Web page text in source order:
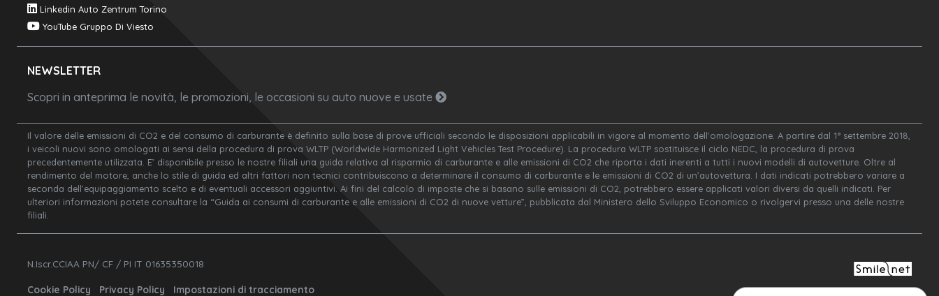
Linkedin Auto Zentrum Torino
YouTube Gruppo Di Viesto
NEWSLETTER
Scopri in anteprima le novità, le promozioni, le occasioni su auto nuove e usate
Il valore delle emissioni di CO2 e del consumo di carburante è definito sulla base di prove ufficiali secondo le disposizioni applicabili in vigore al momento dell'omologazione. A partire dal 1° settembre 2018,
i veicoli nuovi sono omologati ai sensi della procedura di prova WLTP (Worldwide Harmonized Light Vehicles Test Procedure). La procedura WLTP sostituisce il ciclo NEDC, la procedura di prova
precedentemente utilizzata. E’ disponibile presso le nostre filiali una guida relativa al risparmio di carburante e alle emissioni di CO2 che riporta i dati inerenti a tutti i nuovi modelli di autovetture. Oltre al
rendimento del motore, anche lo stile di guida ed altri fattori non tecnici contribuiscono a determinare il consumo di carburante e le emissioni di CO2 di un’autovettura. I dati indicati potrebbero variare a
seconda dell’equipaggiamento scelto e di eventuali accessori aggiuntivi. Ai fini del calcolo di imposte che si basano sulle emissioni di CO2, potrebbero essere applicati valori diversi da quelli indicati. Per
ulteriori informazioni potete consultare la “Guida ai consumi di carburante e alle emissioni di CO2 di nuove vetture”, pubblicata dal Ministero dello Sviluppo Economico o rivolgervi presso una delle nostre
filiali.
N.Iscr.CCIAA PN/ CF / PI IT 01635350018
Cookie Policy Privacy Policy Impostazioni di tracciamento